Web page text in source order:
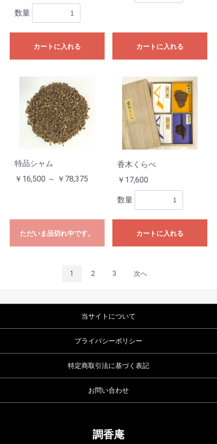
数量
カートに入れる カートに入れる
特品シャム
￥16,500 ～ ￥78,375
ただいま品切れ中です。
香木くらべ
￥17,600
数量
カートに入れる
1 2 3 次へ
当サイトについて
プライバシーポリシー
特定商取引法に基づく表記
お問い合わせ
調香庵